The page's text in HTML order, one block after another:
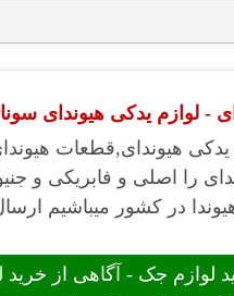
لوازم یدکی هیوندای
هیوندای,قطعات
را اصلی و فابریکی و
در کشور میباشیم
جک - آگاهی از